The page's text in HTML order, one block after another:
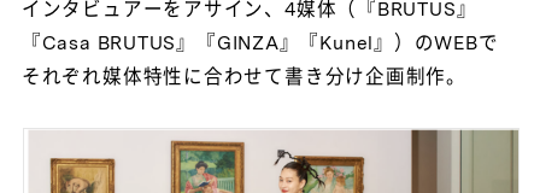
インタビュアーをアサイン、4媒体（『BRUTUS』
『Casa BRUTUS』『GINZA』『Kunel』）のWEBで
それぞれ媒体特性に合わせて書き分け企画制作。